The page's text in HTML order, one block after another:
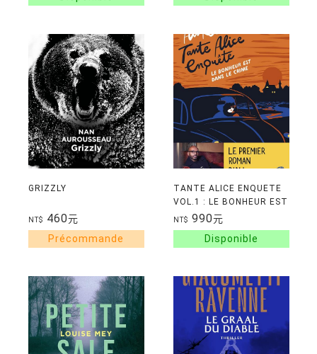
GRIZZLY
NT$ 460元
TANTE ALICE ENQUETE
VOL.1 : LE BONHEUR EST
DANS LE CRIME
NT$ 990元